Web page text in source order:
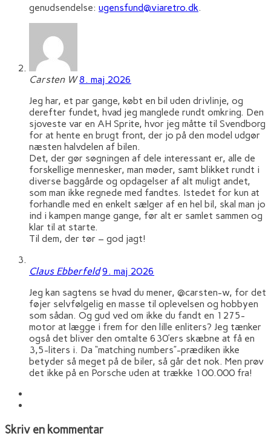
genudsendelse: ugensfund@viaretro.dk.
Carsten W 8. maj 2026
Jeg har, et par gange, købt en bil uden drivlinje, og
derefter fundet, hvad jeg manglede rundt omkring. Den
sjoveste var en AH Sprite, hvor jeg måtte til Svendborg
for at hente en brugt front, der jo på den model udgør
næsten halvdelen af bilen.
Det, der gør søgningen af dele interessant er, alle de
forskellige mennesker, man møder, samt blikket rundt i
diverse baggårde og opdagelser af alt muligt andet,
som man ikke regnede med fandtes. Istedet for kun at
forhandle med en enkelt sælger af en hel bil, skal man jo
ind i kampen mange gange, før alt er samlet sammen og
klar til at starte.
Til dem, der tør – god jagt!
Claus Ebberfeld 9. maj 2026
Jeg kan sagtens se hvad du mener, @carsten-w, for det
føjer selvfølgelig en masse til oplevelsen og hobbyen
som sådan. Og gud ved om ikke du fandt en 1275-
motor at lægge i frem for den lille enliters? Jeg tænker
også det bliver den omtalte 630’ers skæbne at få en
3,5-liters i. Da “matching numbers”-prædiken ikke
betyder så meget på de biler, så går det nok. Men prøv
det ikke på en Porsche uden at trække 100.000 fra!
Skriv en kommentar